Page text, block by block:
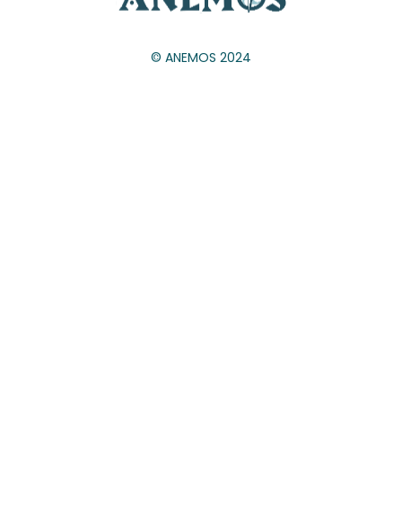
© ANEMOS 2024